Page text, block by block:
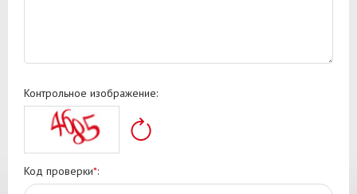
Контрольное изображение:
Код проверки*: